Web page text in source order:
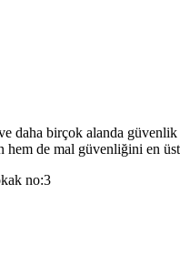
birçok alanda
de mal güvenliğini en
no:3